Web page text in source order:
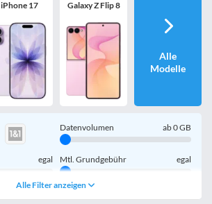
iPhone 17 Galaxy Z Flip 8
Alle
Modelle
Datenvolumen ab0GB
egal Mtl. Grundgebühr egal
egal
inkl. Young-Tarife
Alle Filter anzeigen